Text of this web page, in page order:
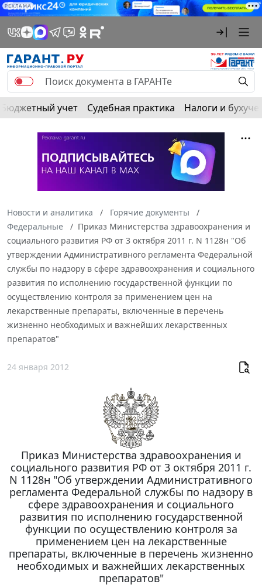
РЕКЛАМА
Бюджетный учет Судебная практика Налоги и
Новости и аналитика
Горячие документы
Федеральные
Приказ Министерства здравоохранения и
социального развития РФ от 3 октября 2011 г. N 1128н "Об
утверждении Административного регламента Федеральной
службы по надзору в сфере здравоохранения и социального
развития по исполнению государственной функции по
осуществлению контроля за применением цен на
лекарственные препараты, включенные в перечень
жизненно необходимых и важнейших лекарственных
препаратов"
24 января 2012
Приказ Министерства здравоохранения и
социального развития РФ от 3 октября 2011 г.
N 1128н "Об утверждении Административного
регламента Федеральной службы по надзору в
сфере здравоохранения и социального
развития по исполнению государственной
функции по осуществлению контроля за
применением цен на лекарственные
препараты, включенные в перечень жизненно
необходимых и важнейших лекарственных
препаратов"